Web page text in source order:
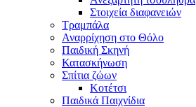
Στοιχεία διαφανειών
Τραμπάλα
Αναρρίχηση στο Θόλο
Παιδική Σκηνή
Κατασκήνωση
Σπίτια ζώων
Κοτέτσι
Παιδικά Παιχνίδια